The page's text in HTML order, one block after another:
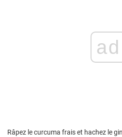
ad
Râpez le curcuma frais et hachez le